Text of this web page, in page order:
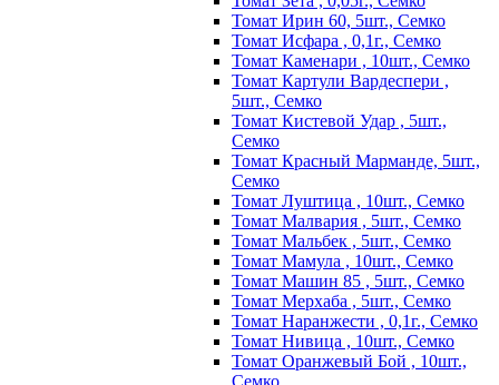
Томат Ирин 60, 5шт., Семко
Томат Исфара , 0,1г., Семко
Томат Каменари , 10шт., Семко
Томат Картули Вардеспери ,
5шт., Семко
Томат Кистевой Удар , 5шт.,
Семко
Томат Красный Марманде, 5шт.,
Семко
Томат Луштица , 10шт., Семко
Томат Малвария , 5шт., Семко
Томат Мальбек , 5шт., Семко
Томат Мамула , 10шт., Семко
Томат Машин 85 , 5шт., Семко
Томат Мерхаба , 5шт., Семко
Томат Наранжести , 0,1г., Семко
Томат Нивица , 10шт., Семко
Томат Оранжевый Бой , 10шт.,
Семко